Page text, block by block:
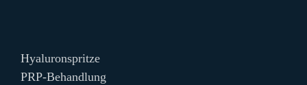
Hyaluronspritze
PRP-Behandlung